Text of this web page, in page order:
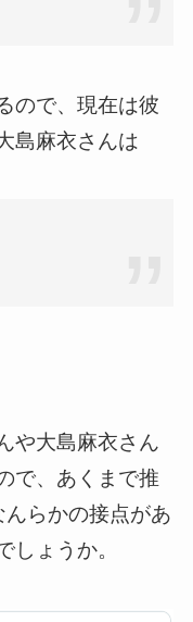
ので、現在は彼
島麻衣さんは
や大島麻衣さん
で、あくまで推
らかの接点があ
しょうか。